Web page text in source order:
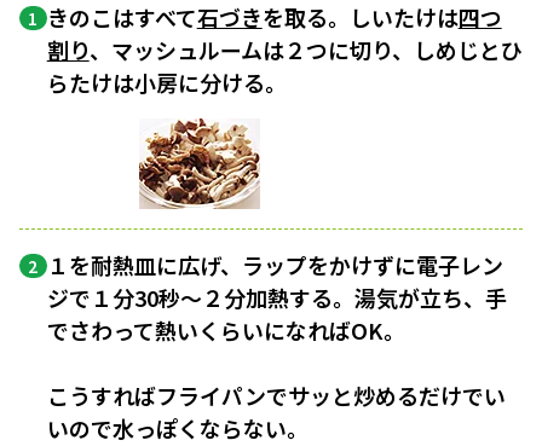
1 きのこはすべて石づきを取る。しいたけは四つ
割り、マッシュルームは２つに切り、しめじとひ
らたけは小房に分ける。
2 １を耐熱皿に広げ、ラップをかけずに電子レン
ジで１分30秒〜２分加熱する。湯気が立ち、手
でさわって熱いくらいになればOK。
こうすればフライパンでサッと炒めるだけでい
いので水っぽくならない。